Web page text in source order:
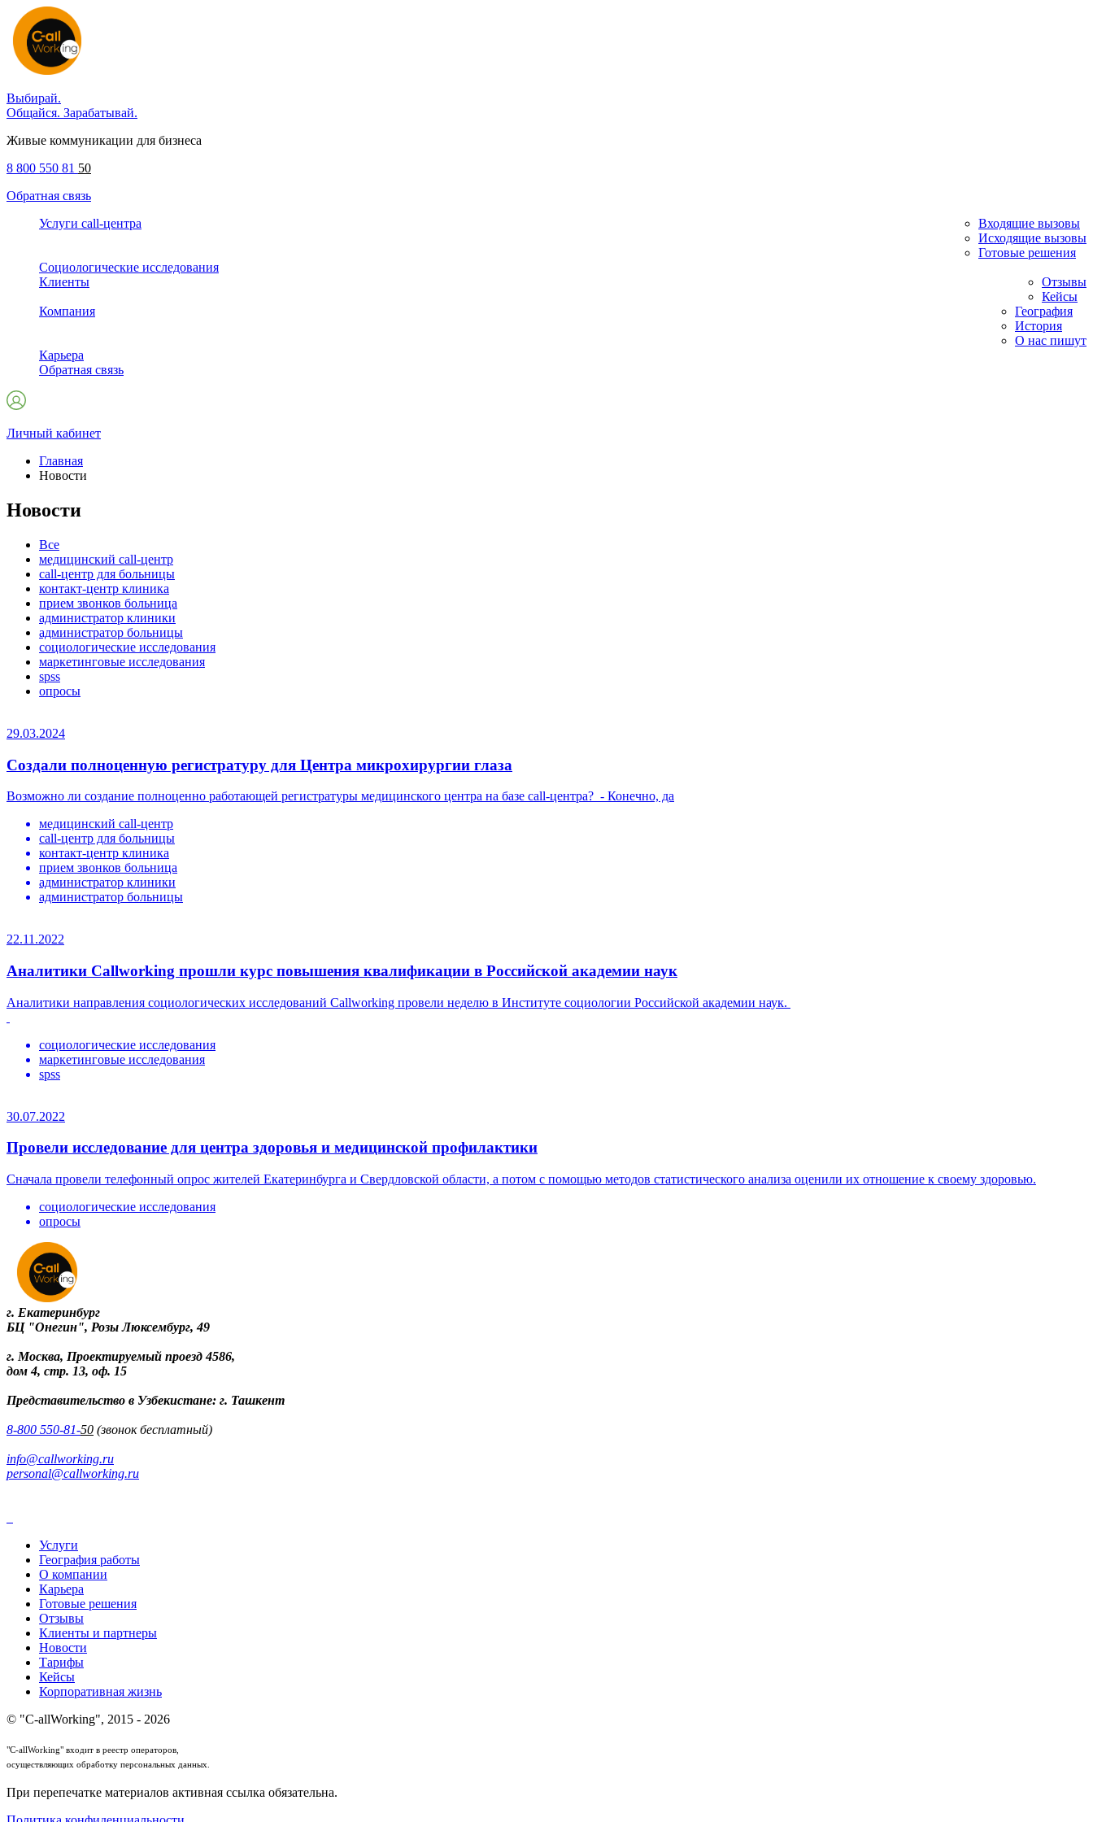
Выбирай.
Общайся. Зарабатывай.
Живые коммуникации для бизнеса
8 800 550 81 50
Обратная связь
Услуги call-центра
Входящие вызовы
Исходящие вызовы
Готовые решения
Социологические исследования
Клиенты
Отзывы
Кейсы
Компания
География
История
О нас пишут
Карьера
Обратная связь
Личный кабинет
Главная
Новости
Новости
Все
медицинский call-центр
call-центр для больницы
контакт-центр клиника
прием звонков больница
администратор клиники
администратор больницы
социологические исследования
маркетинговые исследования
spss
опросы
29.03.2024
Создали полноценную регистратуру для Центра микрохирургии глаза
Возможно ли создание полноценно работающей регистратуры медицинского центра на базе call-центра? - Конечно, да
медицинский call-центр
call-центр для больницы
контакт-центр клиника
прием звонков больница
администратор клиники
администратор больницы
22.11.2022
Аналитики Callworking прошли курс повышения квалификации в Российской академии наук
Аналитики направления социологических исследований Callworking провели неделю в Институте социологии Российской академии наук.
социологические исследования
маркетинговые исследования
spss
30.07.2022
Провели исследование для центра здоровья и медицинской профилактики
Сначала провели телефонный опрос жителей Екатеринбурга и Свердловской области, а потом с помощью методов статистического анализа оценили их отношение к своему здоровью.
социологические исследования
опросы
г. Екатеринбург
БЦ "Онегин", Розы Люксембург, 49
г. Москва, Проектируемый проезд 4586,
дом 4, стр. 13, оф. 15
Представительство в Узбекистане: г. Ташкент
8-800 550-81-50 (звонок бесплатный)
info@callworking.ru
personal@callworking.ru
Услуги
География работы
О компании
Карьера
Готовые решения
Отзывы
Клиенты и партнеры
Новости
Тарифы
Кейсы
Корпоративная жизнь
© "C-allWorking", 2015 - 2026
"C-allWorking" входит в реестр операторов,
осуществляющих обработку персональных данных.
При перепечатке материалов активная ссылка обязательна.